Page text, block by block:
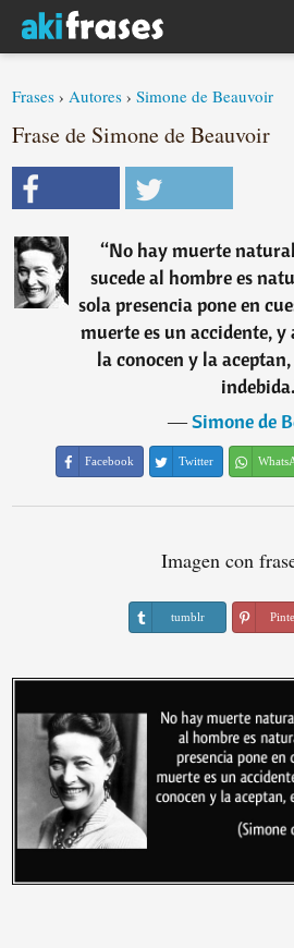
Frases ›Autores ›Simone de Beauvoir
Frase de Simone de Beauvoir
“No hay muerte
sucede al hombre es
sola presencia pone en
muerte es un accidente,
la conocen y la
indebida.
―Simone de
Facebook Twitter
Imagen con
tumblr